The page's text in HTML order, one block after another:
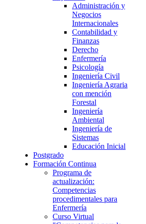
Administración y
Negocios
Internacionales
Contabilidad y
Finanzas
Derecho
Enfermería
Psicología
Ingeniería Civil
Ingeniería Agraria
con mención
Forestal
Ingeniería
Ambiental
Ingeniería de
Sistemas
Educación Inicial
Postgrado
Formación Continua
Programa de
actualización:
Competencias
procedimentales para
Enfermería
Curso Virtual